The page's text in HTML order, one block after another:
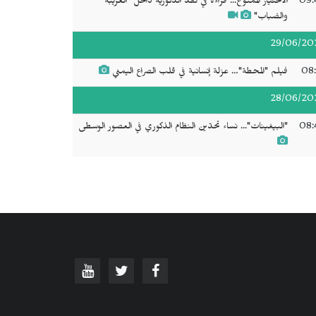
والضباب"
29/06/
فيلم "المحطة"… عزلة إنسانية في قلب الصراع اليمني
28/06/
"البيغينات"... نساء تحدّين النظام الذكوري في العصور الوسطى